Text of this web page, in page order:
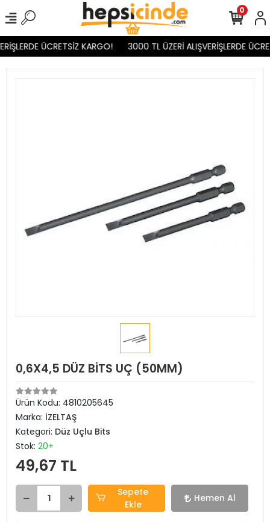
ÜCRETSİZ KARGO! 3000 TL ÜZERİ ALIŞVERİŞLERDE
0
0,6X4,5 DÜZ BİTS UÇ (50MM)
Ürün Kodu: 4810205645
Marka: İZELTAŞ
Kategori: Düz Uçlu Bits
Stok: 20+
49,67 TL
Sepete
Ekle
Hemen Al